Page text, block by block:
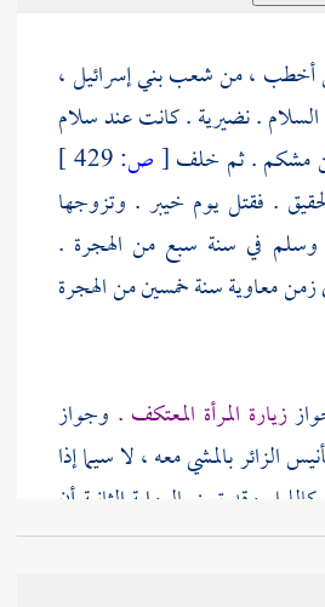
أخطب ، من شعببني إسرائيل،
السلام . نضيرية . كانت عندسلام
مشكم. ثم خلف[ص:
. فقتل يوم خيبر . وتزوجها
وسلم في سنة سبع من الهجرة .
زمنمعاويةسنة خمسين من الهجرة
زيارة المرأة المعتكف . وجواز
الزائر بالمشي معه ، لا سيما إذا
وقد تبين بالرواية الثانية أن
وسلم مشى معها إلى باب المسجد
مما يقع في الوهم نسبة